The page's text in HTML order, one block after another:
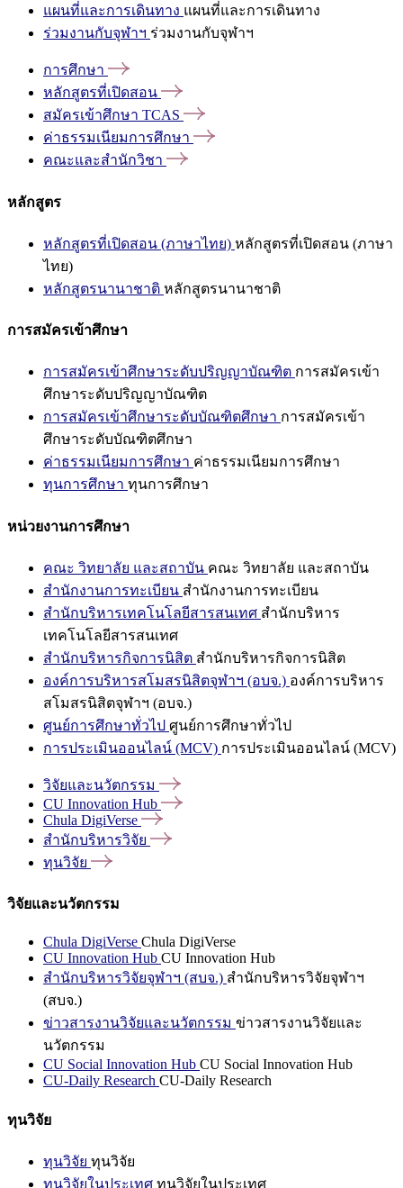
แผนที่และการเดินทาง แผนที่และการเดินทาง
ร่วมงานกับจุฬาฯ ร่วมงานกับจุฬาฯ
การศึกษา
หลักสูตรที่เปิดสอน
สมัครเข้าศึกษา TCAS
ค่าธรรมเนียมการศึกษา
คณะและสำนักวิชา
หลักสูตร
หลักสูตรที่เปิดสอน (ภาษาไทย) หลักสูตรที่เปิดสอน (ภาษา
ไทย)
หลักสูตรนานาชาติ หลักสูตรนานาชาติ
การสมัครเข้าศึกษา
การสมัครเข้าศึกษาระดับปริญญาบัณฑิต การสมัครเข้า
ศึกษาระดับปริญญาบัณฑิต
การสมัครเข้าศึกษาระดับบัณฑิตศึกษา การสมัครเข้า
ศึกษาระดับบัณฑิตศึกษา
ค่าธรรมเนียมการศึกษา ค่าธรรมเนียมการศึกษา
ทุนการศึกษา ทุนการศึกษา
หน่วยงานการศึกษา
คณะ วิทยาลัย และสถาบัน คณะ วิทยาลัย และสถาบัน
สำนักงานการทะเบียน สำนักงานการทะเบียน
สำนักบริหารเทคโนโลยีสารสนเทศ สำนักบริหาร
เทคโนโลยีสารสนเทศ
สำนักบริหารกิจการนิสิต สำนักบริหารกิจการนิสิต
องค์การบริหารสโมสรนิสิตจุฬาฯ (อบจ.) องค์การบริหาร
สโมสรนิสิตจุฬาฯ (อบจ.)
ศูนย์การศึกษาทั่วไป ศูนย์การศึกษาทั่วไป
การประเมินออนไลน์ (MCV) การประเมินออนไลน์ (MCV)
วิจัยและนวัตกรรม
CU Innovation Hub
Chula DigiVerse
สำนักบริหารวิจัย
ทุนวิจัย
วิจัยและนวัตกรรม
Chula DigiVerse Chula DigiVerse
CU Innovation Hub CU Innovation Hub
สำนักบริหารวิจัยจุฬาฯ (สบจ.) สำนักบริหารวิจัยจุฬาฯ
(สบจ.)
ข่าวสารงานวิจัยและนวัตกรรม ข่าวสารงานวิจัยและ
นวัตกรรม
CU Social Innovation Hub CU Social Innovation Hub
CU-Daily Research CU-Daily Research
ทุนวิจัย
ทุนวิจัย ทุนวิจัย
ทุนวิจัยในประเทศ ทุนวิจัยในประเทศ